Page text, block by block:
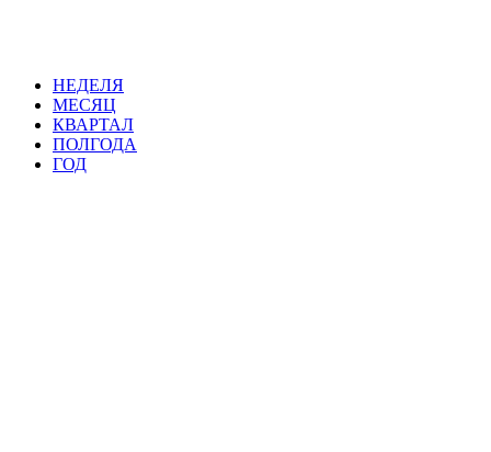
НЕДЕЛЯ
МЕСЯЦ
КВАРТАЛ
ПОЛГОДА
ГОД